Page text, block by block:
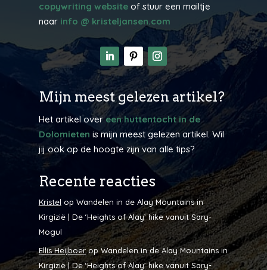
copywriting websiteof stuur een mailtje
naar info @ kristeljansen.com
Mijn meest gelezen artikel?
Het artikel overeen huttentocht in de
Dolomieten is mijn meest gelezen artikel. Wil
jij ook op de hoogte zijn van alle tips?
Recente reacties
Kristel op Wandelen in de Alay Mountains in
Kirgizië | De ‘Heights of Alay’ hike vanuit Sary-
Mogul
Ellis Heijboerop Wandelen in de Alay Mountains in
Kirgizië | De ‘Heights of Alay’ hike vanuit Sary-